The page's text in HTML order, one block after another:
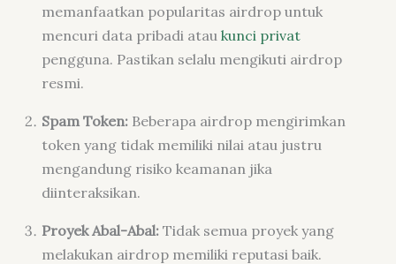
memanfaatkan popularitas airdrop untuk
mencuri data pribadi atau kunci privat
pengguna. Pastikan selalu mengikuti airdrop
resmi.
Spam Token: Beberapa airdrop mengirimkan
token yang tidak memiliki nilai atau justru
mengandung risiko keamanan jika
diinteraksikan.
Proyek Abal-Abal: Tidak semua proyek yang
melakukan airdrop memiliki reputasi baik.